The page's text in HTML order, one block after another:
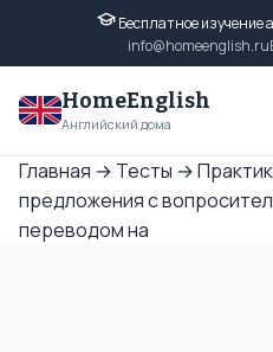
Бесплатное изучение
info@homeenglish.ru
HomeEnglish
Английский дома
Главная → Тесты →
предложения с
переводом на